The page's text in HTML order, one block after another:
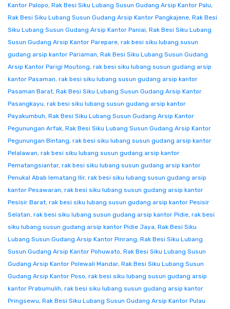
Kantor Palopo, Rak Besi Siku Lubang Susun Gudang Arsip Kantor Palu,
Rak Besi Siku Lubang Susun Gudang Arsip Kantor Pangkajene, Rak Besi
Siku Lubang Susun Gudang Arsip Kantor Paniai, Rak Besi Siku Lubang
Susun Gudang Arsip Kantor Parepare, rak besi siku lubang susun
gudang arsip kantor Pariaman, Rak Besi Siku Lubang Susun Gudang
Arsip Kantor Parigi Moutong, rak besi siku lubang susun gudang arsip
kantor Pasaman, rak besi siku lubang susun gudang arsip kantor
Pasaman Barat, Rak Besi Siku Lubang Susun Gudang Arsip Kantor
Pasangkayu, rak besi siku lubang susun gudang arsip kantor
Payakumbuh, Rak Besi Siku Lubang Susun Gudang Arsip Kantor
Pegunungan Arfak, Rak Besi Siku Lubang Susun Gudang Arsip Kantor
Pegunungan Bintang, rak besi siku lubang susun gudang arsip kantor
Pelalawan, rak besi siku lubang susun gudang arsip kantor
Pematangsiantar, rak besi siku lubang susun gudang arsip kantor
Penukal Abab lematang Ilir, rak besi siku lubang susun gudang arsip
kantor Pesawaran, rak besi siku lubang susun gudang arsip kantor
Pesisir Barat, rak besi siku lubang susun gudang arsip kantor Pesisir
Selatan, rak besi siku lubang susun gudang arsip kantor Pidie, rak besi
siku lubang susun gudang arsip kantor Pidie Jaya, Rak Besi Siku
Lubang Susun Gudang Arsip Kantor Pinrang, Rak Besi Siku Lubang
Susun Gudang Arsip Kantor Pohuwato, Rak Besi Siku Lubang Susun
Gudang Arsip Kantor Polewali Mandar, Rak Besi Siku Lubang Susun
Gudang Arsip Kantor Poso, rak besi siku lubang susun gudang arsip
kantor Prabumulih, rak besi siku lubang susun gudang arsip kantor
Pringsewu, Rak Besi Siku Lubang Susun Gudang Arsip Kantor Pulau